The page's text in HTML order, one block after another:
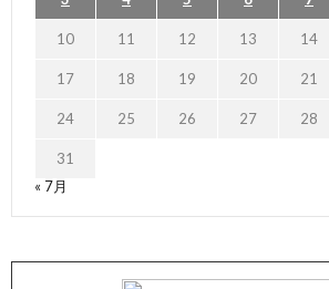
10 11 12 13 14
17 18 19 20 21
24 25 26 27 28
31
« 7月